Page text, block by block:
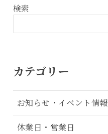
検索
カテゴリー
お知らせ・イベント情報
休業日・営業日